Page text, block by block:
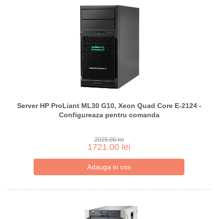
Server HP ProLiant ML30 G10, Xeon Quad Core E-2124 -
Configureaza pentru comanda
2025.00 lei
1721.00 lei